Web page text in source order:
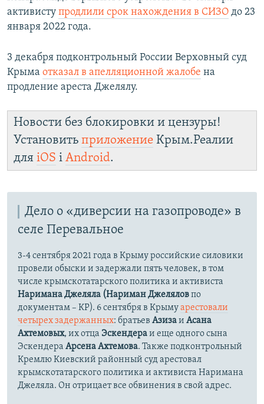
активисту продлили срок нахождения в СИЗО до 23
января 2022 года.
3 декабря подконтрольный России Верховный суд
Крыма отказал в апелляционной жалобе на
продление ареста Джелялу.
Новости без блокировки и цензуры!
Установить приложение Крым.Реалии
для iOS і Android.
Дело о «диверсии на газопроводе» в
селе Перевальное
3-4 сентября 2021 года в Крыму российские силовики
провели обыски и задержали пять человек, в том
числе крымскотатарского политика и активиста
Наримана Джеляла (Нариман Джеляловпо
документам – КР). 6 сентября в Крымуарестовали
четырех задержанных: братьев Азизаи Асана
Ахтемовых, их отца Эскендераи еще одного сына
Эскендера Арсена Ахтемова. Также подконтрольный
Кремлю Киевский районный суд арестовал
крымскотатарского политика и активиста Наримана
Джеляла. Он отрицает все обвинения в свой адрес.